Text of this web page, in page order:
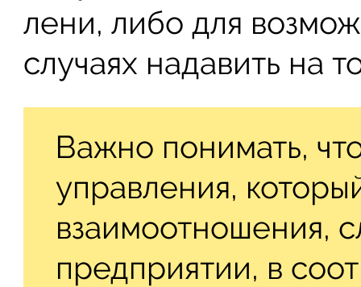
лени, либо для
случаях надавить на
Важно понимать,
управления,
взаимоотношения,
предприятии, в